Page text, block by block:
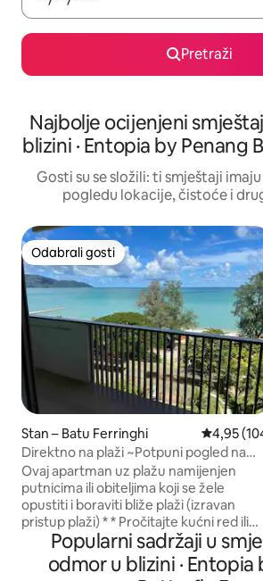
Pretraži
Najbolje ocijenjeni
blizini · Entopia by Penang
Gosti su se složili: ti smještaji
pogledu lokacije, čistoće i
Odabrali gosti
Odabrali gosti
Stan – Batu Ferringhi
4,95
Direktno na plaži ~Potpuni pogled na
more~ @ By The Sea B07
Ovaj apartman uz plažu namijenjen
putnicima ili obiteljima koji se žele
opustiti i boraviti bliže plaži (izravan
pristup plaži) * * Pročitajte kućni red ili
pošaljite upit prije ugovaranja
rezervacije. Maksimalno 6 osoba (
uključujući djecu) * U krugu od 2 km
Popularni sadržaji u
odmor u blizini · Entopia